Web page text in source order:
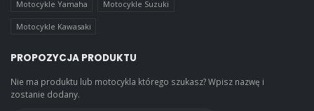
Motocykle Yamaha Motocykle Suzuki
Motocykle Kawasaki
PROPOZYCJA PRODUKTU
Nie ma produktu lub motocykla którego szukasz? Wpisz nazwę i
zostanie dodany.